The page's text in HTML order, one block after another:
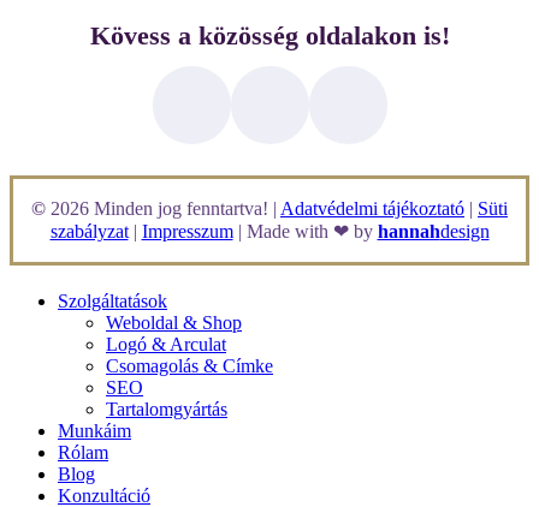
Kövess a közösség oldalakon is!
© 2026 Minden jog fenntartva! | Adatvédelmi tájékoztató | Süti
szabályzat| Impresszum| Made with ❤ by hannahdesign
Szolgáltatások
Weboldal & Shop
Logó & Arculat
Csomagolás & Címke
SEO
Tartalomgyártás
Munkáim
Rólam
Blog
Konzultáció